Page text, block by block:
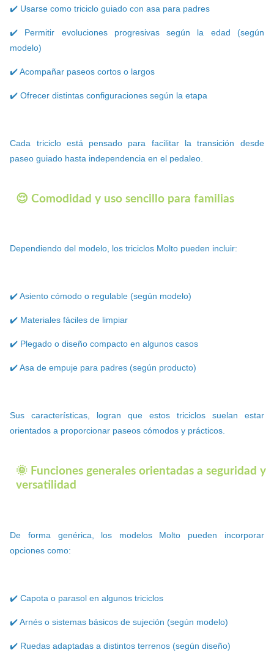
✔️ Usarse como triciclo guiado con asa para padres
✔️ Permitir evoluciones progresivas según la edad (según
modelo)
✔️ Acompañar paseos cortos o largos
✔️ Ofrecer distintas configuraciones según la etapa
Cada triciclo está pensado para facilitar la transición desde
paseo guiado hasta independencia en el pedaleo.
😌 Comodidad y uso sencillo para familias
Dependiendo del modelo, los triciclos Molto pueden incluir:
✔️ Asiento cómodo o regulable (según modelo)
✔️ Materiales fáciles de limpiar
✔️ Plegado o diseño compacto en algunos casos
✔️ Asa de empuje para padres (según producto)
Sus características, logran que estos triciclos suelan estar
orientados a proporcionar paseos cómodos y prácticos.
🌞 Funciones generales orientadas a seguridad y
versatilidad
De forma genérica, los modelos Molto pueden incorporar
opciones como:
✔️ Capota o parasol en algunos triciclos
✔️ Arnés o sistemas básicos de sujeción (según modelo)
✔️ Ruedas adaptadas a distintos terrenos (según diseño)